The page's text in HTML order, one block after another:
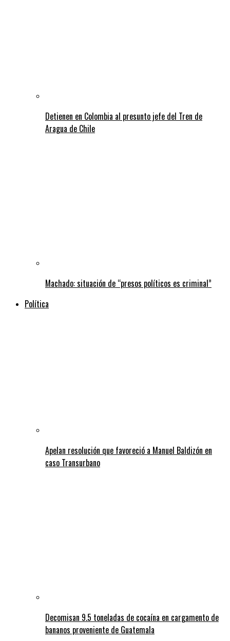
Detienen en Colombia al presunto jefe del Tren de
Aragua de Chile
Machado: situación de “presos políticos es criminal”
Política
Apelan resolución que favoreció a Manuel Baldizón en
caso Transurbano
Decomisan 9.5 toneladas de cocaína en cargamento de
bananos proveniente de Guatemala